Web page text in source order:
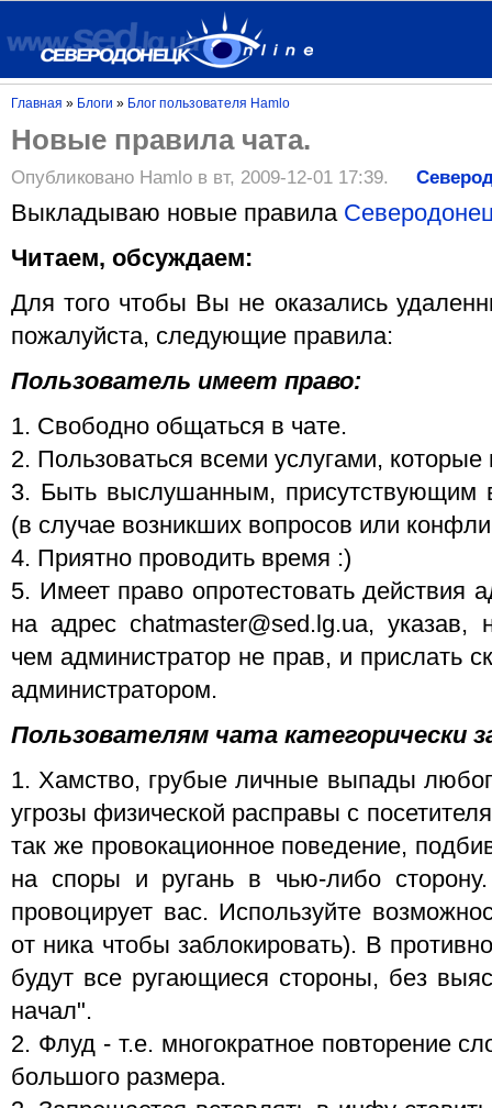
Главная » Блоги » Блог пользователя Hamlo
Новые правила чата.
Опубликовано Hamlo в вт, 2009-12-01 17:39.
Выкладываю новые правила
Читаем, обсуждаем:
Для того чтобы Вы не оказались
пожалуйста, следующие правила:
Пользователь имеет право:
1. Свободно общаться в чате.
2. Пользоваться всеми услугами,
3. Быть выслушанным, присутствующим
(в случае возникших вопросов или
4. Приятно проводить время :)
5. Имеет право опротестовать действия
на адрес chatmaster@sed.lg.ua, указав,
чем администратор не прав, и прислать
администратором.
Пользователям чата категорически
1. Хамство, грубые личные выпады
угрозы физической расправы с
так же провокационное поведение,
на споры и ругань в чью-либо
провоцирует вас. Используйте
от ника чтобы заблокировать). В
будут все ругающиеся стороны, без
начал".
2. Флуд - т.е. многократное повторение
большого размера.